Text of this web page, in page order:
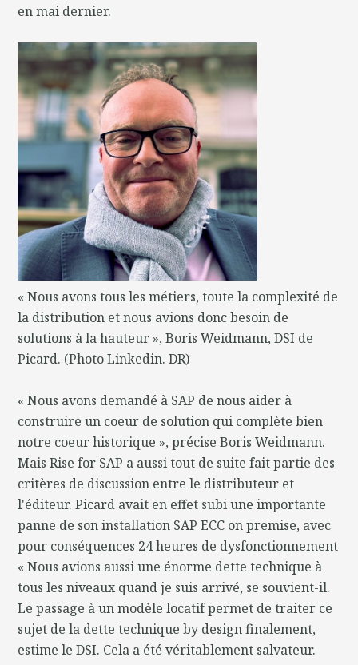
en mai dernier.
« Nous avons tous les métiers, toute la complexité de
la distribution et nous avions donc besoin de
solutions à la hauteur », Boris Weidmann, DSI de
Picard. (Photo Linkedin. DR)
« Nous avons demandé à SAP de nous aider à
construire un coeur de solution qui complète bien
notre coeur historique », précise Boris Weidmann.
Mais Rise for SAP a aussi tout de suite fait partie des
critères de discussion entre le distributeur et
l'éditeur. Picard avait en effet subi une importante
panne de son installation SAP ECC on premise, avec
pour conséquences 24 heures de dysfonctionnement
« Nous avions aussi une énorme dette technique à
tous les niveaux quand je suis arrivé, se souvient-il.
Le passage à un modèle locatif permet de traiter ce
sujet de la dette technique by design finalement,
estime le DSI. Cela a été véritablement salvateur.